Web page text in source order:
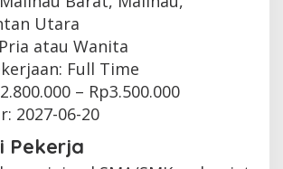
Utara
atau Wanita
Full Time
2.800.000 – Rp3.500.000
2027-06-20
Pekerja